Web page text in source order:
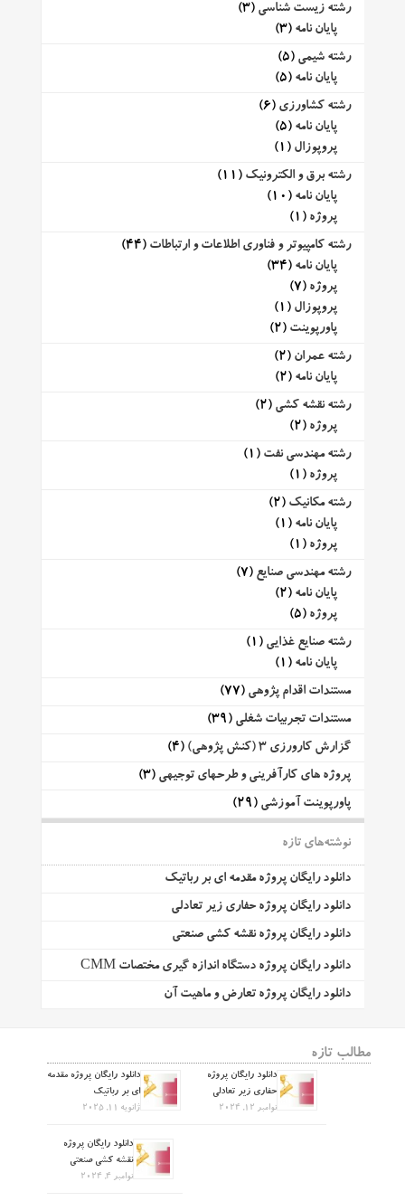
رشته زیست شناسی (3)
پایان نامه (3)
رشته شیمی (5)
پایان نامه (5)
رشته کشاورزی (6)
پایان نامه (5)
پروپوزال (1)
رشته برق و الکترونیک (11)
پایان نامه (10)
پروژه (1)
رشته کامپیوتر و فناوری اطلاعات و ارتباطات (44)
پایان نامه (34)
پروژه (7)
پروپوزال (1)
پاورپوینت (2)
رشته عمران (2)
پایان نامه (2)
رشته نقشه کشی (2)
پروژه (2)
رشته مهندسی نفت (1)
پروژه (1)
رشته مکانیک (2)
پایان نامه (1)
پروژه (1)
رشته مهندسی صنایع (7)
پایان نامه (2)
پروژه (5)
رشته صنایع غذایی (1)
پایان نامه (1)
مستندات اقدام پژوهی (77)
مستندات تجربیات شغلی (39)
گزارش کارورزی 3 (کنش پژوهی)
(4)
پروژه های کارآفرینی و طرحهای توجیهی (3)
پاورپوینت آموزشی (29)
نوشته‌های تازه
دانلود رایگان پروژه مقدمه ای بر رباتیک
دانلود رایگان پروژه حفاری زیر تعادلی
دانلود رایگان پروژه نقشه کشی صنعتی
دانلود رایگان پروژه دستگاه اندازه گیری مختصات CMM
دانلود رایگان پروژه تعارض و ماهیت آن
مطالب تازه
دانلود رایگان پروژه مقدمه
ای بر رباتیک
ژانویه 11, 2025
دانلود رایگان پروژه
حفاری زیر تعادلی
نوامبر 12, 2024
دانلود رایگان پروژه
نقشه کشی صنعتی
نوامبر 4, 2024